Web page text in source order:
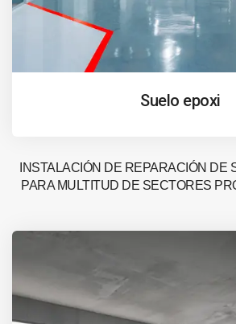
Suelo epoxi
INSTALACIÓN DE REPARACIÓN DE
PARA MULTITUD DE SECTORES